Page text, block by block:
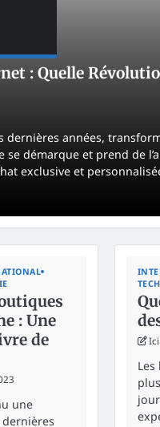
: Quelle
dernières années,
se démarque et prend de
exclusive et
: Une
de
une